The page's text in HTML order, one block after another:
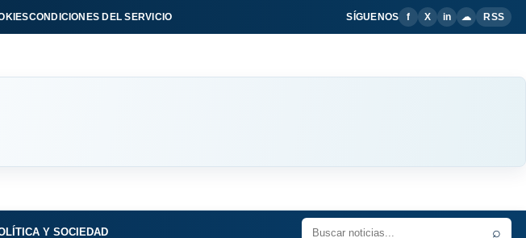
CONDICIONES DEL SERVICIO SÍGUENOS f X in ☁ RSS
Y SOCIEDAD ⌕